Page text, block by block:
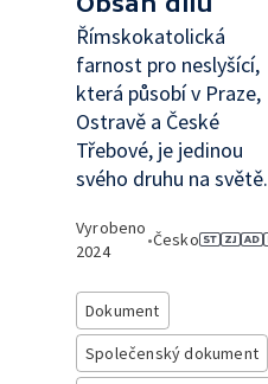
Římskokatolická
farnost pro neslyšící,
která působí v Praze,
Ostravě a České
Třebové, je jedinou
svého druhu na světě.
Vyrobeno
2024
•Česko
Dokument
Společenský dokument